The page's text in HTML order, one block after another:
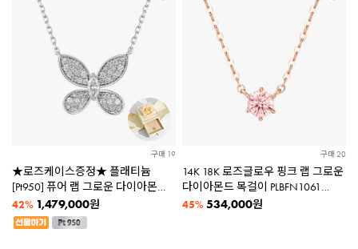
구매 19
★로즈케이스증정★ 플래티늄
[Pt950] 퓨어 랩 그로운 다이아몬드
목걸이 PUBDN285
42% 1,479,000원
구매 20
14K 18K 로즈글로우 핑크 랩 그로운
다이아몬드 목걸이 PLBFN1061
(감별서 포함)
45% 534,000원